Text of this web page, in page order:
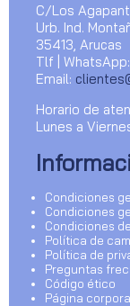
C/Los
Urb. Ind.
35413, Arucas
Tlf |
Email:
Horario de
Lunes a
Condiciones
Condiciones
Condiciones
Política de
Política de
Preguntas
Código ético
Página